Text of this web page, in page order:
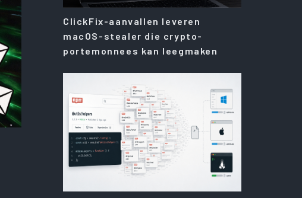
ClickFix-aanvallen leveren
macOS-stealer die crypto-
portemonnees kan leegmaken